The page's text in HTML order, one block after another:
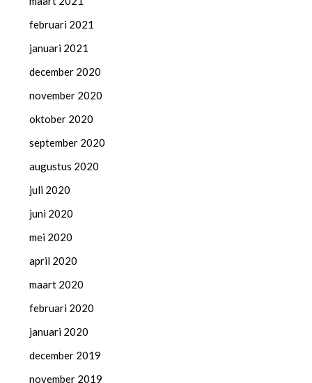
februari 2021
januari 2021
december 2020
november 2020
oktober 2020
september 2020
augustus 2020
juli 2020
juni 2020
mei 2020
april 2020
maart 2020
februari 2020
januari 2020
december 2019
november 2019